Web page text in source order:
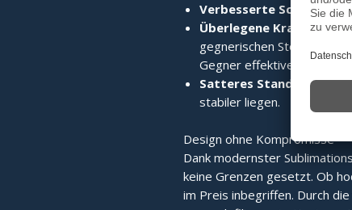
Verbesserte
Überlegene
gegnerischen Stock wird
Gegner effektiver verdrängt.
Satteres
stabiler liegen.
Design ohne Kompromisse
Dank modernster
keine Grenzen gesetzt. Ob
im Preis inbegriffen. Durch